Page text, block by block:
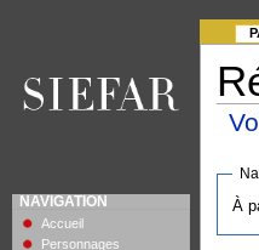
À
NAVIGATION
Accueil
Personnages